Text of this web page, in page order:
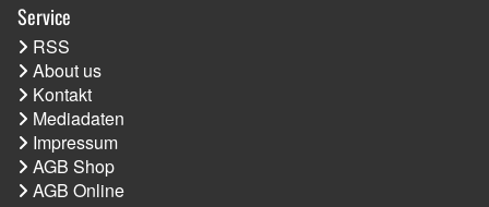
Service
RSS
About us
Kontakt
Mediadaten
Impressum
AGB Shop
AGB Online